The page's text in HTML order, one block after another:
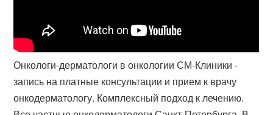
Онкологи-дерматологи в онкологии СМ-Клиники -
запись на платные консультации и прием к врачу
онкодерматологу. Комплексный подход к лечению.